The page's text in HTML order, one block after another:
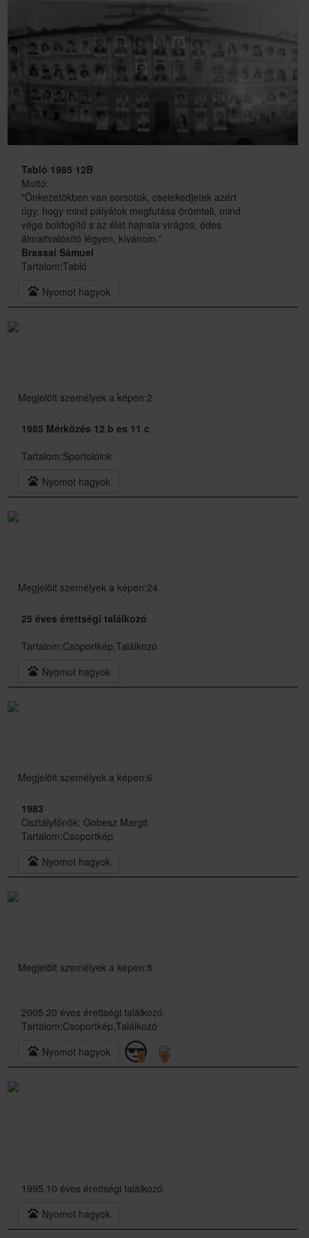
Tabló 1985 12B
Mottó:
"Önkezetökben van sorsotok, cselekedjetek azért
úgy, hogy mind pályátok megfutása örömteli, mind
vége boldogító s az élet hajnala virágos, édes
álmaitvalósító légyen, kívánom."
Brassai Sámuel
Tartalom:Tabló
pets Nyomot hagyok
Megjelölt személyek a képen:2
1985 Mérkőzés 12 b es 11 c
Tartalom:Sportolóink
pets Nyomot hagyok
Megjelölt személyek a képen:24
25 éves érettségi találkozó
Tartalom:Csoportkép,Találkozó
pets Nyomot hagyok
Megjelölt személyek a képen:6
1983
Osztályfőnök: Gobesz Margit
Tartalom:Csoportkép
pets Nyomot hagyok
Megjelölt személyek a képen:8
2005.20 éves érettségi találkozó.
Tartalom:Csoportkép,Találkozó
pets Nyomot hagyok 1 1
1995.10 éves érettségi találkozó.
pets Nyomot hagyok